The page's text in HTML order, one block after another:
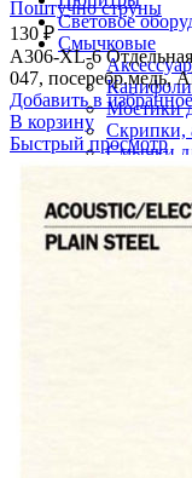
Световое
Смычковые
Канифоли
Мостики
Скрипки,
Смычки
Струны
Струны
Поштучно струны
130 ₽
A306-XL-6 Отдельная
047, посеребр.медь,
Добавить в избранное
В корзину
Быстрый просмотр